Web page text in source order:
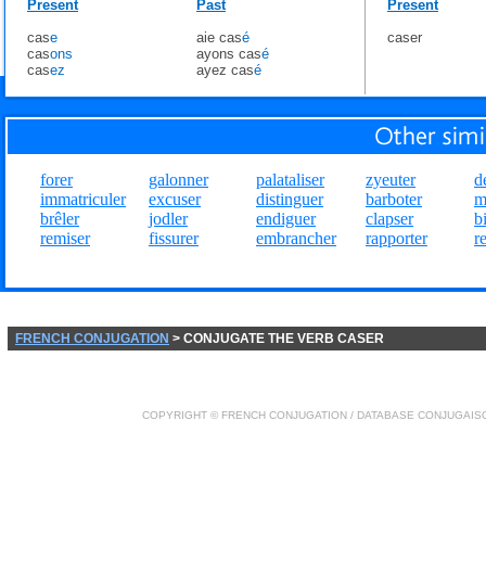
Present
case
casons
casez
Past
aie casé
ayons casé
ayez casé
Present
caser
forer
immatriculer
brêler
remiser
galonner
excuser
jodler
fissurer
palataliser
distinguer
endiguer
embrancher
zyeuter
barboter
clapser
rapporter
FRENCH CONJUGATION > CONJUGATE THE VERB CASER
COPYRIGHT © FRENCH CONJUGATION / DATABASE